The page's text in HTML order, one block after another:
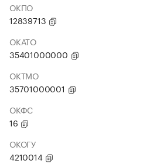
ОКПО
12839713
ОКАТО
35401000000
ОКТМО
35701000001
ОКФС
16
ОКОГУ
4210014